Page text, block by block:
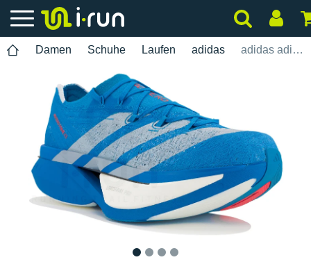
Damen Schuhe Laufen adidas adidas adizero Prime X 3 Strung Damen